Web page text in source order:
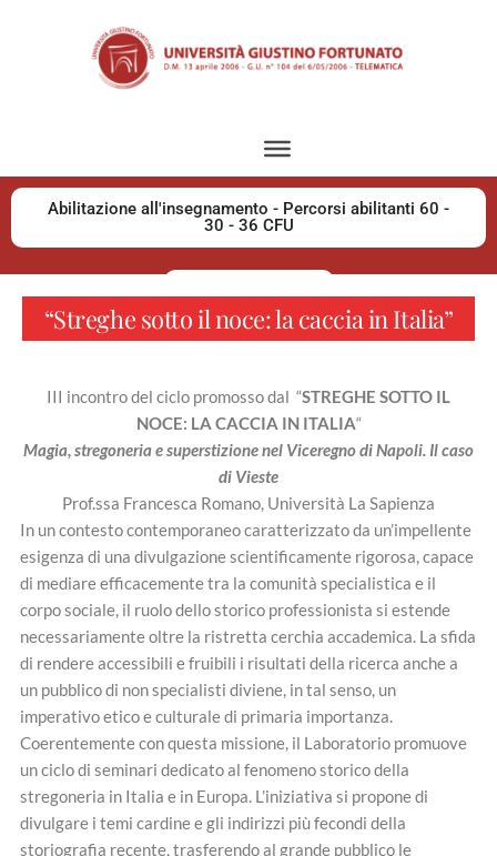
Abilitazione all'insegnamento - Percorsi abilitanti 60 -
30 - 36 CFU
“Streghe sotto il noce: la caccia in Italia”
III incontro del ciclo promosso dal “STREGHE SOTTO IL
NOCE: LA CACCIA IN ITALIA“
Magia, stregoneria e superstizione nel Viceregno di Napoli. Il caso
di Vieste
Prof.ssa Francesca Romano, Università La Sapienza
In un contesto contemporaneo caratterizzato da un’impellente
esigenza di una divulgazione scientificamente rigorosa, capace
di mediare efficacemente tra la comunità specialistica e il
corpo sociale, il ruolo dello storico professionista si estende
necessariamente oltre la ristretta cerchia accademica. La sfida
di rendere accessibili e fruibili i risultati della ricerca anche a
un pubblico di non specialisti diviene, in tal senso, un
imperativo etico e culturale di primaria importanza.
Coerentemente con questa missione, il Laboratorio promuove
un ciclo di seminari dedicato al fenomeno storico della
stregoneria in Italia e in Europa. L’iniziativa si propone di
divulgare i temi cardine e gli indirizzi più fecondi della
storiografia recente, trasferendo al grande pubblico le